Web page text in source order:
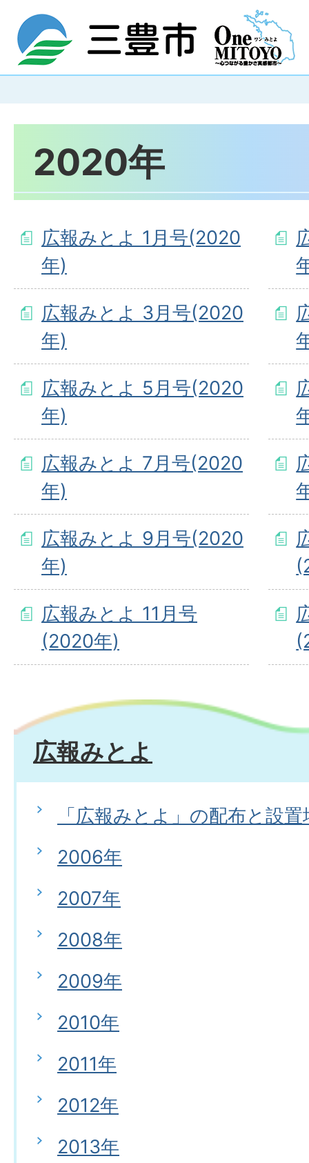
2020年
広報みとよ 1月号(2020
年)
広報みとよ 3月号(2020
年)
広報みとよ 5月号(2020
年)
広報みとよ 7月号(2020
年)
広報みとよ 9月号(2020
年)
広報みとよ 11月号
(2020年)
広報みとよ
「広報みとよ」の配布と設置
2006年
2007年
2008年
2009年
2010年
2011年
2012年
2013年